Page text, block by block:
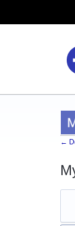
←
13